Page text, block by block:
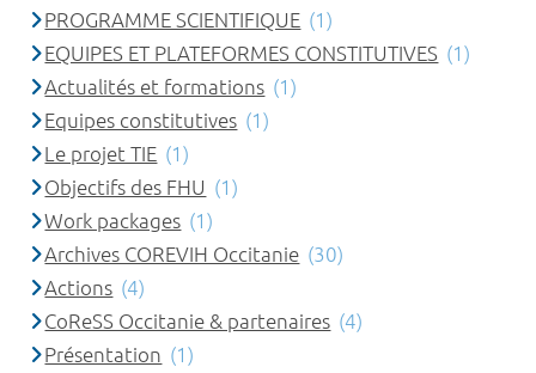
PROGRAMME SCIENTIFIQUE (1)
EQUIPES ET PLATEFORMES CONSTITUTIVES (1)
Actualités et formations (1)
Equipes constitutives (1)
Le projet TIE (1)
Objectifs des FHU (1)
Work packages (1)
Archives COREVIH Occitanie (30)
Actions (4)
CoReSS Occitanie & partenaires (4)
Présentation (1)